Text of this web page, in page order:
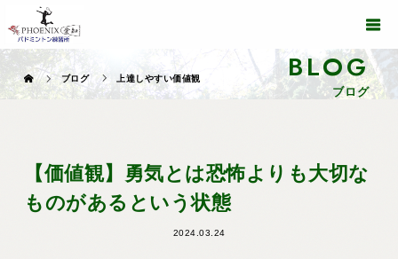
BLOG
ブログ
ブログ 上達しやすい価値観
【価値観】勇気とは恐怖よりも大切な
ものがあるという状態
2024.03.24